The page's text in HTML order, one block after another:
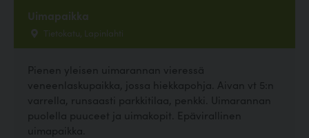
Uimapaikka
Tietokatu, Lapinlahti
Pienen yleisen uimarannan vieressä
veneenlaskupaikka, jossa hiekkapohja. Aivan vt 5:n
varrella, runsaasti parkkitilaa, penkki. Uimarannan
puolella puuceet ja uimakopit. Epävirallinen
uimapaikka.